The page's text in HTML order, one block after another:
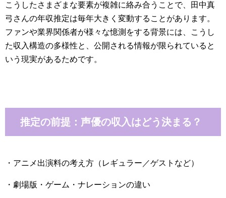
こうしたさまざまな要素が複雑に絡み合うことで、田中真
弓さんの年収推定は毎年大きく変動することがあります。
ファンや業界関係者が様々な憶測をする背景には、こうし
た収入構造の多様性と、公開される情報が限られていると
いう現実があるためです。
推定の前提：声優の収入はどう決まる？
・アニメ出演料の考え方（レギュラー／ゲストなど）
・劇場版・ゲーム・ナレーションの違い